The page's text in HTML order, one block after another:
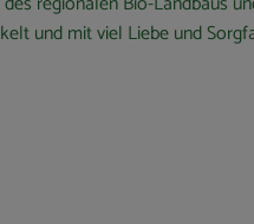
und mit viel Liebe und